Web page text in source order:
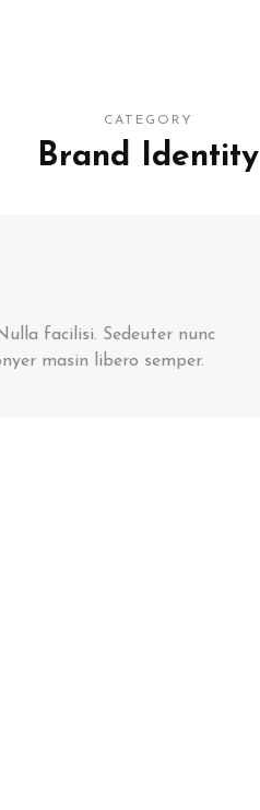
CATEGORY
Brand Identity
facilisi. Sedeuter nunc
masin libero semper.